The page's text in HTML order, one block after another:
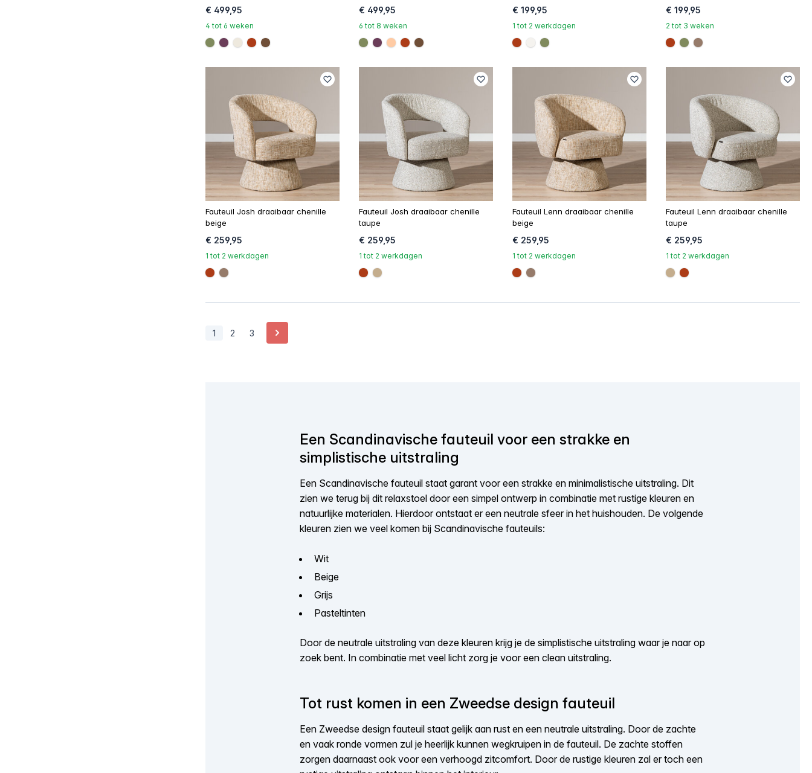
€ 499,95
4 tot 6 weken
#808a5d
#6a3d58
#eee9de
#ac3c17
#6f4e37
€ 499,95
6 tot 8 weken
#808a5d
#6a3d58
#ffcba4
#ac3c17
#6f4e37
€ 199,95
1 tot 2 werkdagen
#ac3c17
#f5f3ef#808a5d
€ 199,95
2 tot 3 weken
#ac3c17
#808a5d
#967b6a
Fauteuil Josh draaibaar chenille
beige
€ 259,95
1 tot 2 werkdagen
#ac3c17
#967b6a
Fauteuil Josh draaibaar chenille
taupe
€ 259,95
1 tot 2 werkdagen
#ac3c17
#c4ad8d
Fauteuil Lenn draaibaar chenille
beige
€ 259,95
1 tot 2 werkdagen
#ac3c17
#967b6a
Fauteuil Lenn draaibaar chenille
taupe
€ 259,95
1 tot 2 werkdagen
#c4ad8d
#ac3c17
1 2 3 Volgende
Een Scandinavische fauteuil voor een strakke en
simplistische uitstraling
Een Scandinavische fauteuil staat garant voor een strakke en minimalistische uitstraling. Dit
zien we terug bij dit relaxstoel door een simpel ontwerp in combinatie met rustige kleuren en
natuurlijke materialen. Hierdoor ontstaat er een neutrale sfeer in het huishouden. De volgende
kleuren zien we veel komen bij Scandinavische fauteuils:
Wit
Beige
Grijs
Pasteltinten
Door de neutrale uitstraling van deze kleuren krijg je de simplistische uitstraling waar je naar op
zoek bent. In combinatie met veel licht zorg je voor een clean uitstraling.
Tot rust komen in een Zweedse design fauteuil
Een Zweedse design fauteuil staat gelijk aan rust en een neutrale uitstraling. Door de zachte
en vaak ronde vormen zul je heerlijk kunnen wegkruipen in de fauteuil. De zachte stoffen
zorgen daarnaast ook voor een verhoogd zitcomfort. Door de rustige kleuren zal er toch een